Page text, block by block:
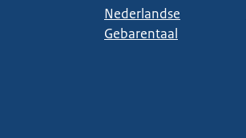
Nederlandse
Gebarentaal